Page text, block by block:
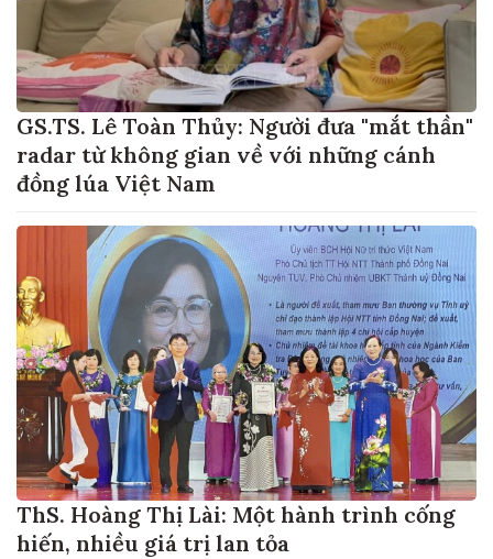
GS.TS. Lê Toàn Thủy: Người đưa "mắt thần"
radar từ không gian về với những cánh
đồng lúa Việt Nam
ThS. Hoàng Thị Lài: Một hành trình cống
hiến, nhiều giá trị lan tỏa